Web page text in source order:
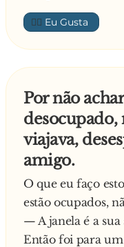
👍🏼
Por não
viajava,
amigo.
O que eu faço
estão ocupados,
— A janela é a
Então foi para